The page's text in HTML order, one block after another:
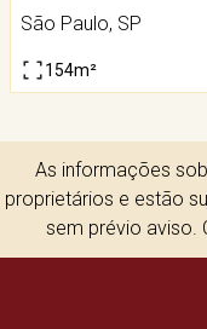
São Paulo, SP
154m²
As informações
proprietários e estão
sem prévio aviso.